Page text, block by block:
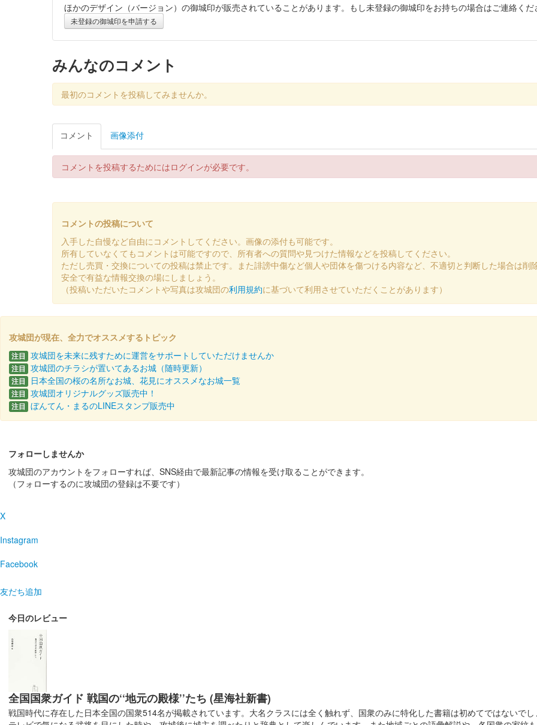
上田城 御城印 令和8年新春版
販売終了
上田城 御城印 令和7年冬版
販売終了
上田城 御城印 仙石忠政版
販売終了
もみじの色付きに合わせて、第1版から紙色がオレンジから赤に変更されている。
上田城 御城印 令和7年 切り絵秋版 第1版
販売終了
上田城 御城印
販売終了
上田城 御城印
上田城 御城印 真田昌幸版
上田城 御城印
上田城 御城印 令和7年春 4月・5月版
販売終了
ほかのデザイン（バージョン）の御城印が販売されていることがあります。もし未登録の御城印をお持ちの場合はご連絡くだ
未登録の御城印を申請する
みんなのコメント
最初のコメントを投稿してみませんか。
コメント 画像添付
コメントを投稿するためにはログインが必要です。
コメントの投稿について
入手した自慢など自由にコメントしてください。画像の添付も可能です。
所有していなくてもコメントは可能ですので、所有者への質問や見つけた情報などを投稿してください。
ただし売買・交換についての投稿は禁止です。また誹謗中傷など個人や団体を傷つける内容など、不適切と判断した場合は削
安全で有益な情報交換の場にしましょう。
（投稿いただいたコメントや写真は攻城団の利用規約に基づいて利用させていただくことがあります）
攻城団が現在、全力でオススメするトピック
注目 攻城団を未来に残すために運営をサポートしていただけませんか
注目 攻城団のチラシが置いてあるお城（随時更新）
注目 日本全国の桜の名所なお城、花見にオススメなお城一覧
注目 攻城団オリジナルグッズ販売中！
注目 ぼんてん・まるのLINEスタンプ販売中
フォローしませんか
攻城団のアカウントをフォローすれば、SNS経由で最新記事の情報を受け取ることができます。
（フォローするのに攻城団の登録は不要です）
X
Instagram
Facebook
友だち追加
今日のレビュー
全国国衆ガイド 戦国の‘‘地元の殿様’’たち (星海社新書)
戦国時代に存在した日本全国の国衆514名が掲載されています。大名クラスには全く触れず、国衆のみに特化した書籍は初めてではないで